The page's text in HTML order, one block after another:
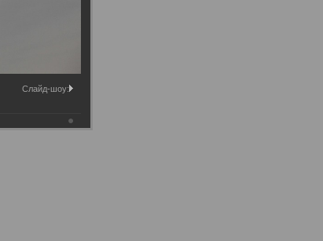
Слайд-шоу: